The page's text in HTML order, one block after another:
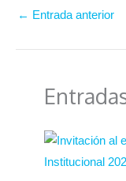
← Entrada anterior